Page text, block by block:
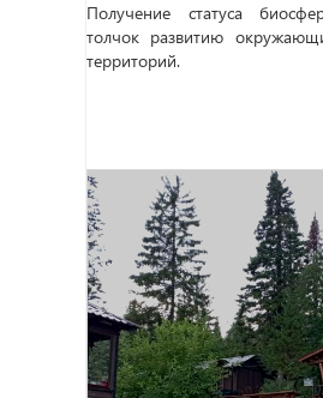
Получение статуса
толчок развитию
территорий.